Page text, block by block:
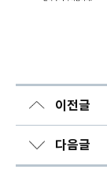
이전글
다음글